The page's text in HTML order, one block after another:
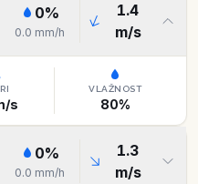
0%
0.0 mm/h
1.4
m/s
s
VLAŽNOST
80%
0%
0.0 mm/h
1.3
m/s